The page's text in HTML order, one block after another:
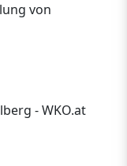
von
- WKO.at